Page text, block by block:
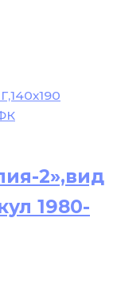
2»,вид
1980-